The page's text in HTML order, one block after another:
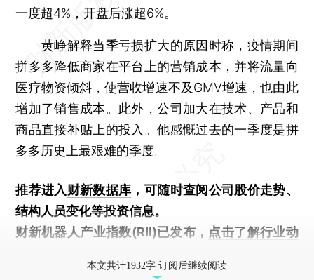
一度超4%，开盘后涨超6%。
黄峥解释当季亏损扩大的原因时称，疫情期间
拼多多降低商家在平台上的营销成本，并将流量向
医疗物资倾斜，使营收增速不及GMV增速，也由此
增加了销售成本。此外，公司加大在技术、产品和
商品直接补贴上的投入。他感慨过去的一季度是拼
多多历史上最艰难的季度。
推荐进入财新数据库 ，可随时查阅公司股价走势、
结构人员变化等投资信息。
财新机器人产业指数(RII)已发布， 点击了解行业动
本文共计1932字 订阅后继续阅读